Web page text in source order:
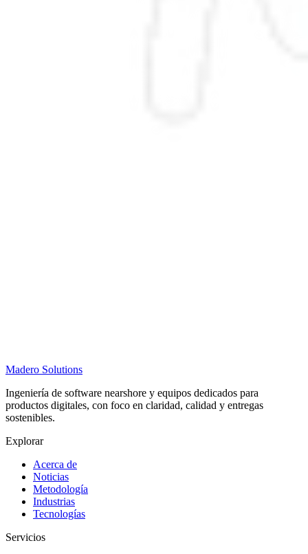
Madero Solutions
Ingeniería de software nearshore y equipos dedicados para
productos digitales, con foco en claridad, calidad y entregas
sostenibles.
Explorar
Acerca de
Noticias
Metodología
Industrias
Tecnologías
Servicios